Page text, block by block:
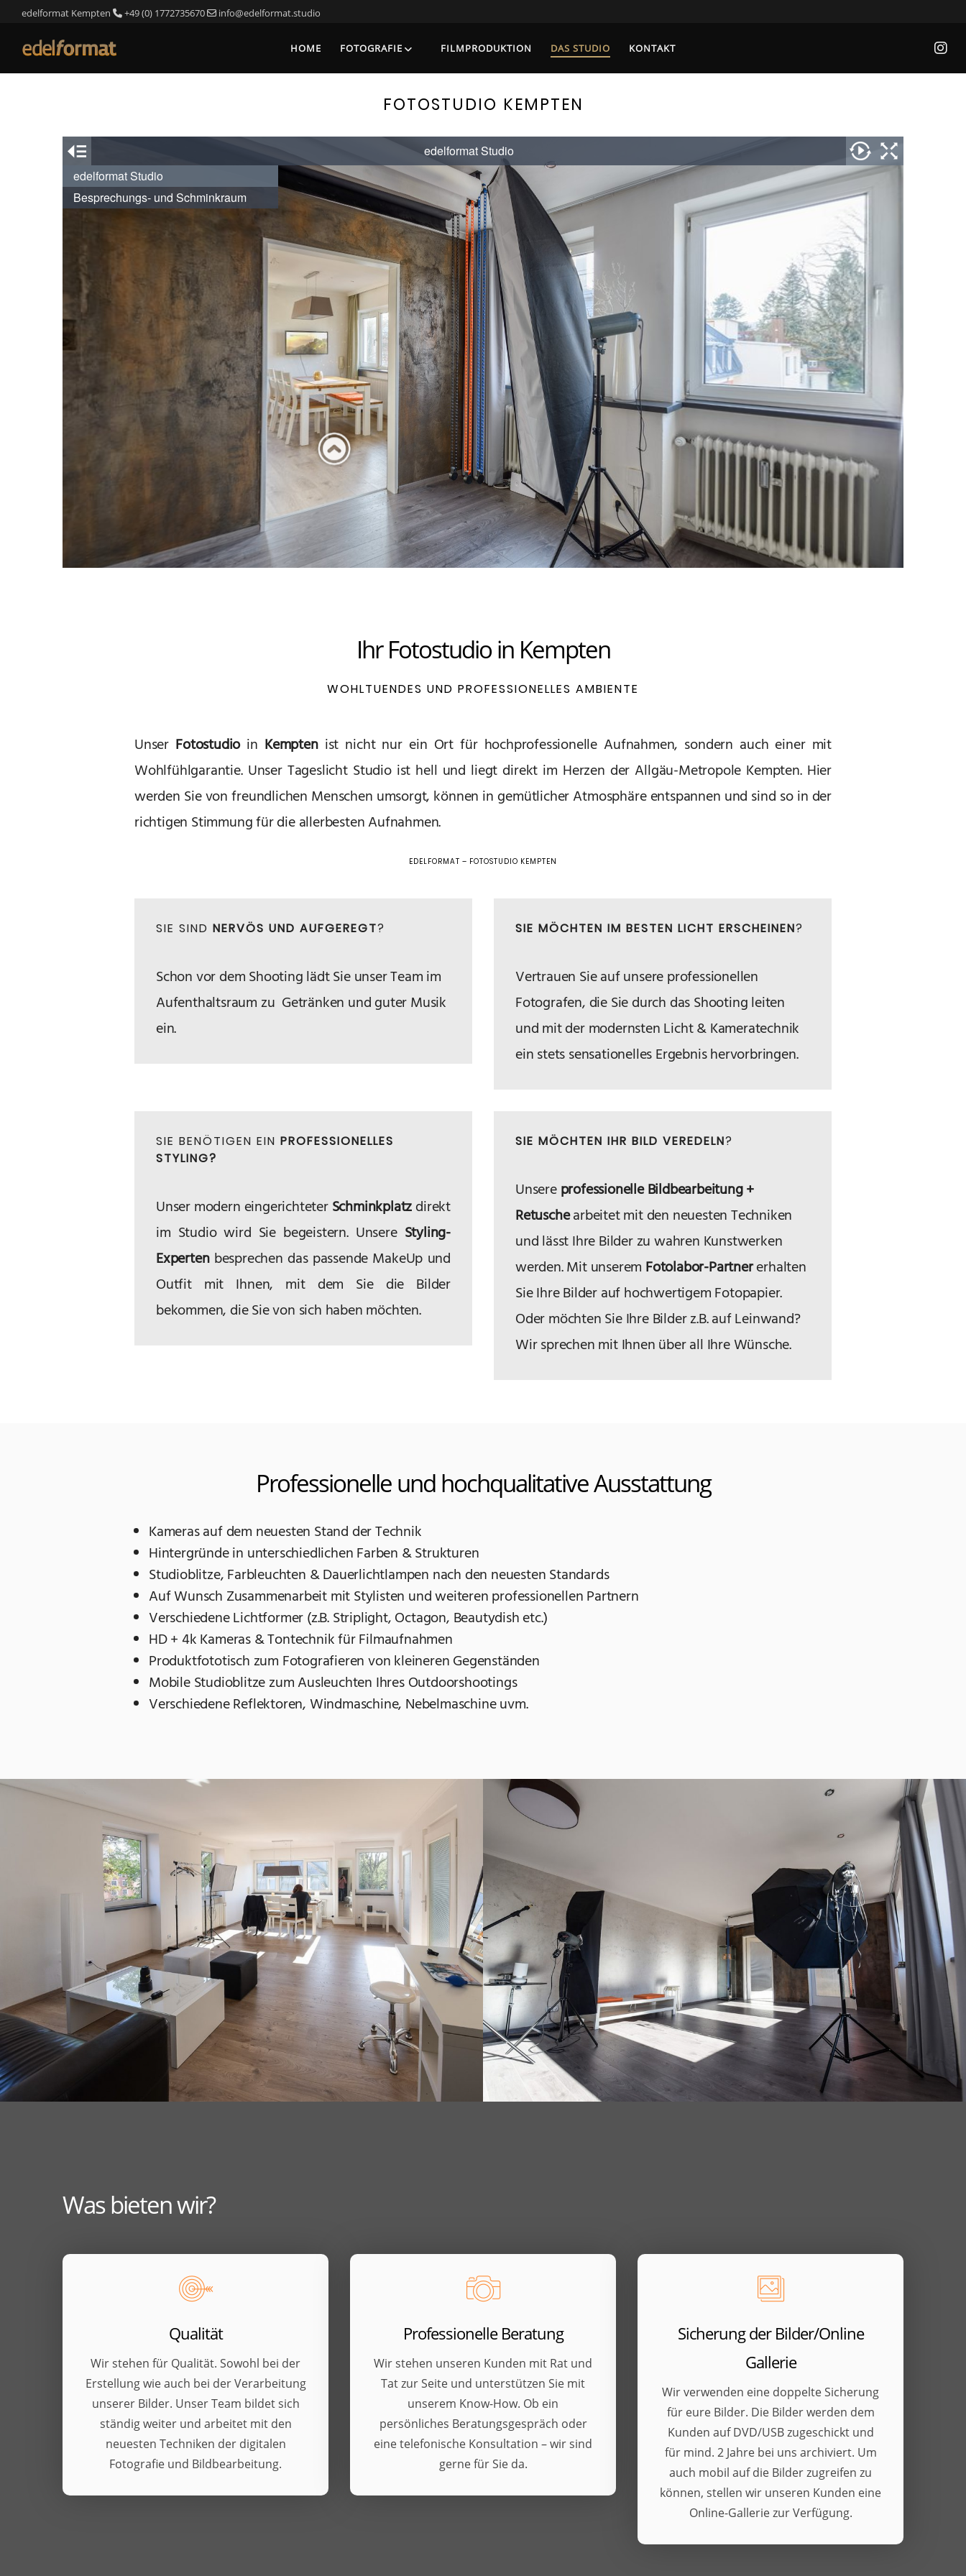
edelformat Kempten +49 (0) 1772735670 info@edelformat.studio
HOME FOTOGRAFIE FILMPRODUKTION DAS STUDIO KONTAKT
FOTOSTUDIO KEMPTEN
Ihr Fotostudio in Kempten
WOHLTUENDES UND PROFESSIONELLES AMBIENTE
Unser Fotostudioin Kemptenist nicht nur ein Ort für hochprofessionelle Aufnahmen, sondern auch einer mit
Wohlfühlgarantie. Unser Tageslicht Studio ist hell und liegt direkt im Herzen der Allgäu-Metropole Kempten. Hier
werden Sie von freundlichen Menschen umsorgt, können in gemütlicher Atmosphäre entspannen und sind so in der
richtigen Stimmung für die allerbesten Aufnahmen.
EDELFORMAT – FOTOSTUDIO KEMPTEN
SIE SIND NERVÖS UND AUFGEREGT?
Schon vor dem Shooting lädt Sie unser Team im
Aufenthaltsraumzu Getränken und guter Musik
ein.
SIE MÖCHTEN IM BESTEN LICHT ERSCHEINEN?
Vertrauen Sie auf unsere professionellen
Fotografen, die Sie durch das Shooting leiten
und mit der modernsten Licht & Kameratechnik
ein stets sensationelles Ergebnis hervorbringen.
SIE BENÖTIGEN EIN PROFESSIONELLES
STYLING?
Unser modern eingerichteterSchminkplatzdirekt
im Studio wird Sie begeistern. Unsere Styling-
Expertenbesprechen das passende MakeUp und
Outfit mit Ihnen, mit dem Sie die Bilder
bekommen, die Sie von sich haben möchten.
SIE MÖCHTEN IHR BILD VEREDELN?
Unsereprofessionelle Bildbearbeitung +
Retuschearbeitet mit den neuesten Techniken
und lässt Ihre Bilder zu wahren Kunstwerken
werden. Mit unserem Fotolabor-Partnererhalten
Sie Ihre Bilder auf hochwertigem Fotopapier.
Oder möchten Sie Ihre Bilder z.B. auf Leinwand?
Wir sprechen mit Ihnen über all Ihre Wünsche.
Professionelle und hochqualitative Ausstattung
Kameras auf dem neuesten Stand der Technik
Hintergründe in unterschiedlichen Farben & Strukturen
Studioblitze, Farbleuchten & Dauerlichtlampen nach den neuesten Standards
Auf Wunsch Zusammenarbeit mit Stylisten und weiteren professionellen Partnern
Verschiedene Lichtformer (z.B. Striplight, Octagon, Beautydish etc.)
HD + 4k Kameras & Tontechnik für Filmaufnahmen
Produktfototisch zum Fotografieren von kleineren Gegenständen
Mobile Studioblitze zum Ausleuchten Ihres Outdoorshootings
Verschiedene Reflektoren, Windmaschine, Nebelmaschine uvm.
Was bieten wir?
Qualität
Wir stehen für Qualität. Sowohl bei der
Erstellung wie auch bei der Verarbeitung
unserer Bilder. Unser Team bildet sich
ständig weiter und arbeitet mit den
neuesten Techniken der digitalen
Fotografie und Bildbearbeitung.
Professionelle Beratung
Wir stehen unseren Kunden mit Rat und
Tat zur Seite und unterstützen Sie mit
unserem Know-How. Ob ein
persönliches Beratungsgespräch oder
eine telefonische Konsultation – wir sind
gerne für Sie da.
Sicherung der Bilder/Online
Gallerie
Wir verwenden eine doppelte Sicherung
für eure Bilder. Die Bilder werden dem
Kunden auf DVD/USB zugeschickt und
für mind. 2 Jahre bei uns archiviert. Um
auch mobil auf die Bilder zugreifen zu
können, stellen wir unseren Kunden eine
Online-Gallerie zur Verfügung.